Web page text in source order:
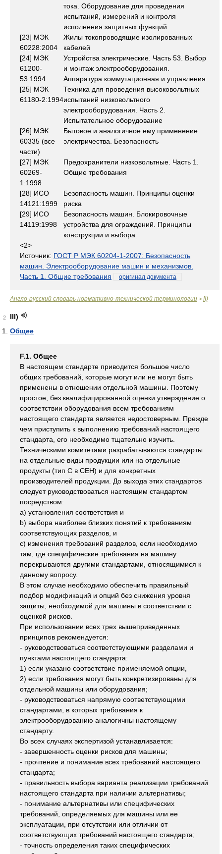
тока. Оборудование для проведения
испытаний, измерений и контроля
исполнения защитных функций
[23] МЭК
60228:2004
Жилы токопроводящие изолированных
кабелей
[24] МЭК
61200-
53:1994
Устройства электрические. Часть 53. Выбор
и монтаж электрооборудования.
Аппаратура коммутационная и управления
[25] МЭК
61180-2:1994
Техника для проведения высоковольтных
испытаний низковольтного
электрооборудования. Часть 2.
Испытательное оборудование
[26] МЭК
60335 (все
части)
Бытовое и аналогичное ему применение
электричества. Безопасность
[27] МЭК
60269-
1:1998
Предохранители низковольтные. Часть 1.
Общие требования
[28] ИСО
14121:1999
Безопасность машин. Принципы оценки
риска
[29] ИСО
14119:1998
Безопасность машин. Блокировочные
устройства для ограждений. Принципы
конструкции и выбора
<2>
Источник: ГОСТ Р МЭК 60204-1-2007: Безопасность
машин. Электрооборудование машин и механизмов.
Часть 1. Общие требования
оригинал документа
Англо-русский словарь нормативно-технической терминологии > II)
2
III)
Общее
F.1. Общее
В настоящем стандарте приводится большое число
общих требований, которые могут или не могут быть
применены в отношении отдельной машины. Поэтому
простое, без квалифицированной оценки утверждение о
соответствии оборудования всем требованиям
настоящего стандарта является недостоверным. Прежде
чем приступить к выполнению требований настоящего
стандарта, его необходимо тщательно изучить.
Техническими комитетами разрабатываются стандарты
на отдельные виды продукции или на отдельные
продукты (тип С в СЕН) и для конкретных
производителей продукции. До выхода этих стандартов
следует руководствоваться настоящим стандартом
посредством:
a) установления соответствия и
b) выбора наиболее близких понятий к требованиям
соответствующих разделов, и
c) изменения требований разделов, если необходимо
там, где специфические требования на машину
перекрываются другими стандартами, относящимися к
данному вопросу.
В этом случае необходимо обеспечить правильный
подбор модификаций и опций без снижения уровня
защиты, необходимой для машины в соответствии с
оценкой рисков.
При использовании всех трех вышеприведенных
принципов рекомендуется:
- руководствоваться соответствующими разделами и
пунктами настоящего стандарта:
1) если указано соответствие применяемой опции,
2) если требования могут быть конкретизированы для
отдельной машины или оборудования;
- руководствоваться напрямую соответствующими
стандартами, в которых требования к
электрооборудованию аналогичны настоящему
стандарту.
Во всех случаях экспертизой устанавливается:
- завершенность оценки рисков для машины;
- прочтение и понимание всех требований настоящего
стандарта;
- правильность выбора варианта реализации требований
настоящего стандарта при наличии альтернативы;
- понимание альтернативы или специфических
требований, определяемых для машины или ее
эксплуатации, при отсутствии или отличии от
соответствующих требований настоящего стандарта;
- точность определения таких специфических